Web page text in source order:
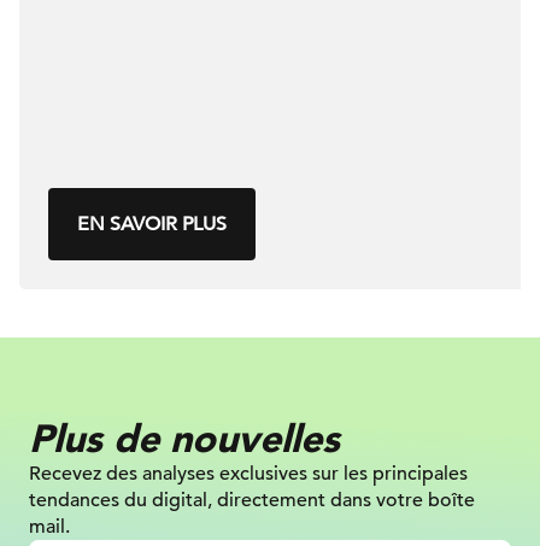
EN SAVOIR PLUS
Plus de nouvelles
Recevez des analyses exclusives sur les principales
tendances du digital, directement dans votre boîte
mail.